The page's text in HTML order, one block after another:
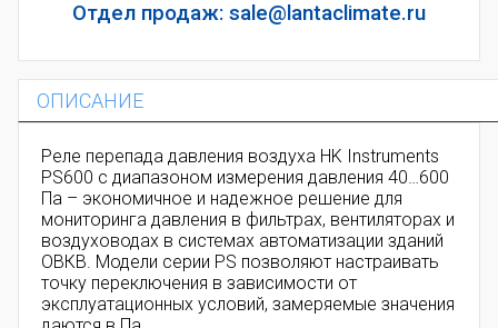
Отдел продаж: sale@lantaclimate.ru
ОПИСАНИЕ
Реле перепада давления воздуха HK Instruments
PS600 с диапазоном измерения давления 40…600
Па – экономичное и надежное решение для
мониторинга давления в фильтрах, вентиляторах и
воздуховодах в системах автоматизации зданий
ОВКВ. Модели серии PS позволяют настраивать
точку переключения в зависимости от
эксплуатационных условий, замеряемые значения